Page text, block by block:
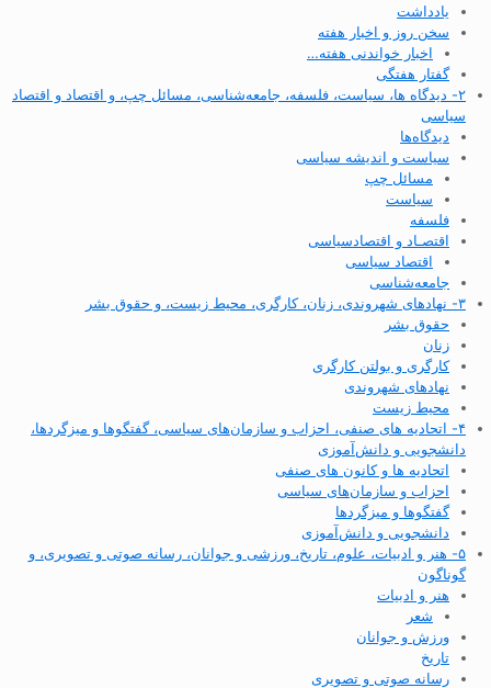
یادداشت
سخن روز و اخبار هفته
اخبار خواندنی هفته…
گفتار هفتگی
۲- دیدگاه ها، سیاست، فلسفه، جامعه‌شناسی، مسائل چپ، و اقتصاد و اقتصاد
سیاسی
دیدگاه‌ها
سیاست و اندیشه سیاسی
مسائل چپ
سیاست
فلسفه
اقتصـاد و اقتصاد‌سیاسی
اقتصاد سیاسی
جامعه‌شناسی
۳- نهادهای شهروندی، زنان، کارگری، محیط زیست، و حقوق بشر
حقوق بشر
زنان
کارگری و بولتن کارگری
نهادهای شهروندی
محیط زیست
۴- اتحادیه های صنفی، احزاب و سازمان‌های سیاسی، گفتگوها و میزگردها،
دانشجویی و دانش‌آموزی
اتحادیه ها و کانون های صنفی
احزاب و سازمان‌های سیاسی
گفتگوها و میزگردها
دانشجویی و دانش‌آموزی
۵- هنر و ادبیات، علوم، تاریخ، ورزشی و جوانان، رسانه صوتی و تصویری، و
گوناگون
هنر و ادبیات
شعر
ورزش و جوانان
تاریخ
رسانه صوتی و تصویری